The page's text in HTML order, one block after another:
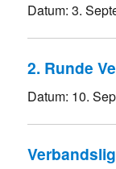
Datum:3.
2. Runde
Datum: 10.